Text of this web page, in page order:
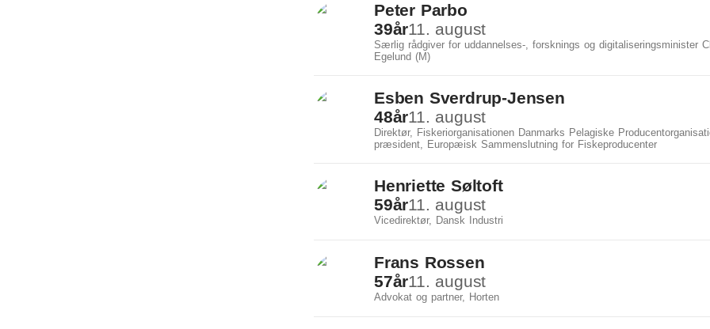
Peter Parbo
39år11. august
Særlig rådgiver for uddannelses-, forsknings og digitaliseringsminister
Egelund (M)
Esben Sverdrup-Jensen
48år11. august
Direktør, Fiskeriorganisationen Danmarks Pelagiske
præsident, Europæisk Sammenslutning for Fiskeproducenter
Henriette Søltoft
59år11. august
Vicedirektør, Dansk Industri
Frans Rossen
57år11. august
Advokat og partner, Horten